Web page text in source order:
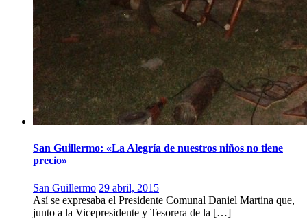
San Guillermo: «La Alegría de nuestros niños no tiene
precio»
San Guillermo 29 abril, 2015
Así se expresaba el Presidente Comunal Daniel Martina que,
junto a la Vicepresidente y Tesorera de la […]